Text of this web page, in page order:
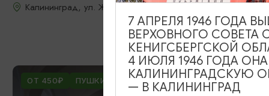
Калининград, ул. Железнодорожная, д. 13-23
ОТ 450₽ ПУШКИНСКАЯ КАРТА
7 АПРЕЛЯ 1946 ГОДА
ВЕРХОВНОГО СОВЕТА
КЕНИГСБЕРГСКОЙ
4 ИЮЛЯ 1946 ГОДА
КАЛИНИНГРАДСКУЮ
— В КАЛИНИНГРАД